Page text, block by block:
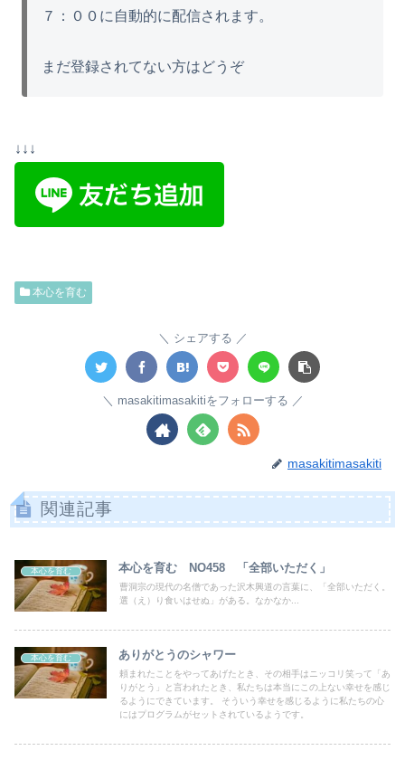
７：００に自動的に配信されます。
まだ登録されてない方はどうぞ
↓↓↓
本心を育む
シェアする
masakitimasakitiをフォローする
masakitimasakiti
関連記事
本心を育む 本心を育む NO458 「全部いただく」
曹洞宗の現代の名僧であった沢木興道の言葉に、「全部いただく。
選（え）り食いはせぬ」がある。なかなか...
本心を育む ありがとうのシャワー
頼まれたことをやってあげたとき、その相手はニッコリ笑って「あ
りがとう」と言われたとき、私たちは本当にこの上ない幸せを感じ
るようにできています。 そういう幸せを感じるように私たちの心
にはプログラムがセットされているようです。